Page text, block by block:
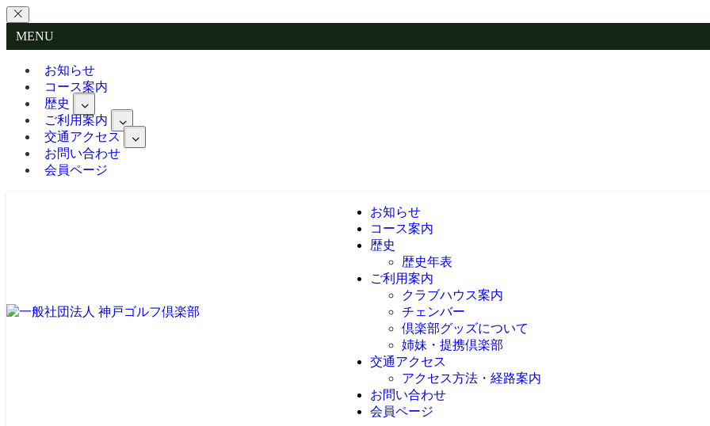
MENU
お知らせ
コース案内
歴史
ご利用案内
交通アクセス
お問い合わせ
会員ページ
お知らせ
コース案内
歴史
歴史年表
ご利用案内
クラブハウス案内
チェ
倶楽部グッズについて
姉妹・提携倶楽部
交通アクセス
アクセス方法・経路案内
お問い合わせ
会員ページ